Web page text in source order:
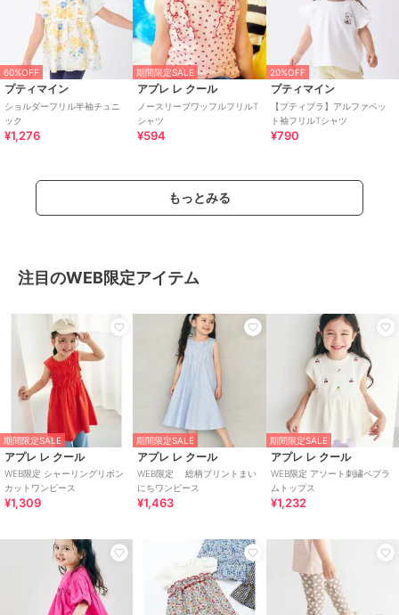
60%OFF
プティマイン
ショルダーフリル半袖チュニ
ック
¥1,276
期間限定SALE
アプレ レ クール
ノースリーブワッフルフリルT
シャツ
¥594
20%OFF
プティマイン
【プティプラ】アルファベッ
ト袖フリルTシャツ
¥790
もっとみる
注目のWEB限定アイテム
期間限定SALE
アプレ レ クール
WEB限定 シャーリングリボン
カットワンピース
¥1,309
期間限定SALE
アプレ レ クール
WEB限定 総柄プリントまい
にちワンピース
¥1,463
期間限定SALE
アプレ レ クール
WEB限定 アソート刺繍ペプラ
ムトップス
¥1,232